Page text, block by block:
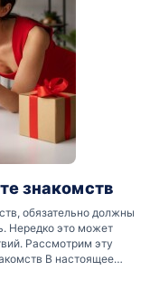
знакомств
обязательно должны
Нередко это может
Рассмотрим эту
В настоящее